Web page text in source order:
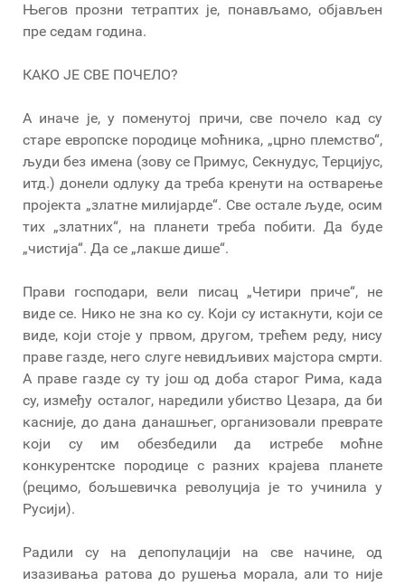
Његов прозни тетраптих је, понављамо, објављен
пре седам година.
КАКО ЈЕ СВЕ ПОЧЕЛО?
А иначе је, у поменутој причи, све почело кад су
старе европске породице моћника, „црно племство“,
људи без имена (зову се Примус, Секнудус, Терцијус,
итд.) донели одлуку да треба кренути на остварење
пројекта „златне милијарде“. Све остале људе, осим
тих „златних“, на планети треба побити. Да буде
„чистија“. Да се „лакше дише“.
Прави господари, вели писац „Четири приче“, не
виде се. Нико не зна ко су. Који су истакнути, који се
виде, који стоје у првом, другом, трећем реду, нису
праве газде, него слуге невидљивих мајстора смрти.
А праве газде су ту још од доба старог Рима, када
су, између осталог, наредили убиство Цезара, да би
касније, до дана данашњег, организовали преврате
који су им обезбедили да истребе моћне
конкурентске породице с разних крајева планете
(рецимо, бољшевичка револуција је то учинила у
Русији).
Радили су на депопулацији на све начине, од
изазивања ратова до рушења морала, али то није